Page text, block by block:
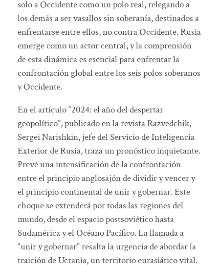
solo a Occidente como un polo real, relegando a
los demás a ser vasallos sin soberanía, destinados a
enfrentarse entre ellos, no contra Occidente. Rusia
emerge como un actor central, y la comprensión
de esta dinámica es esencial para enfrentar la
confrontación global entre los seis polos soberanos
y Occidente.
En el artículo “2024: el año del despertar
geopolítico”, publicado en la revista Razvedchik,
Sergei Narishkin, jefe del Servicio de Inteligencia
Exterior de Rusia, traza un pronóstico inquietante.
Prevé una intensificación de la confrontación
entre el principio anglosajón de dividir y vencer y
el principio continental de unir y gobernar. Este
choque se extenderá por todas las regiones del
mundo, desde el espacio postsoviético hasta
Sudamérica y el Océano Pacífico. La llamada a
“unir y gobernar” resalta la urgencia de abordar la
traición de Ucrania, un territorio eurasiático vital.